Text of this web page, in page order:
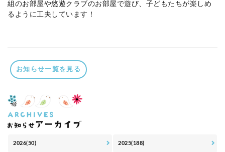
組のお部屋や悠遊クラブのお部屋で遊び、子どもたちが楽しめ
るように工夫しています！
お知らせ一覧を見る
2026(50) 2025(188)